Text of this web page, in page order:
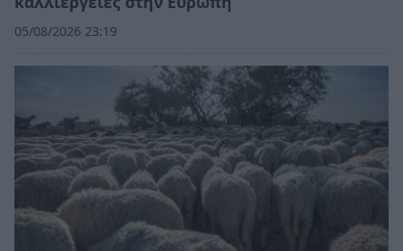
05/08/2026 23:19